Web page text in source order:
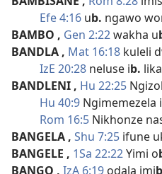
Efe 4:16 ub. ngawo
BAMBO , Gen 2:22wakha u
BANDLA , Mat 16:18 kuleli
IzE 20:28 neluse ib.
BANDLENI , Hu 22:25
Hu 40:9 Ngimemezela
Rom 16:5 Nikhonze
BANGELA , Shu 7:25 ifune
BANGELE , 1Sa 22:22Yimi o
BANGO , IzA 6:19 odala imi